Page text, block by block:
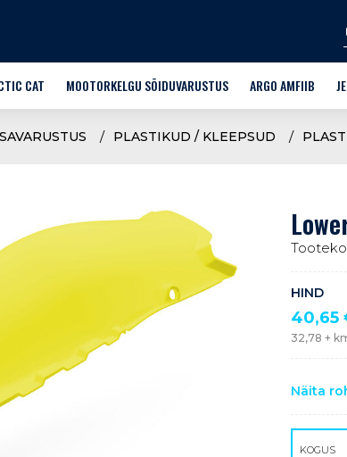
CAT
CAT OEM VARUOSAD
VARUSTUS
TEHNIKA
MOOTORKELGU SÕIDUVARUSTUS
KAITSMED
ARGO AMFIIB
PLASTIKUD / KLEEPSUD
HIND
40,65
32,78 +
Näita
KOGUS